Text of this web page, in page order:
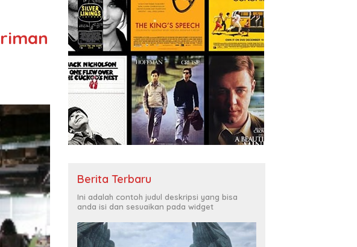
Berita Terbaru
Ini adalah contoh judul deskripsi yang bisa
anda isi dan sesuaikan pada widget